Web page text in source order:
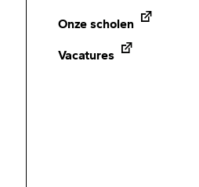
Onze scholen
Vacatures